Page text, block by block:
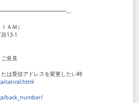
ＡＭ）
13-1
意見
は受信アドレスを変更したい時
cancel.html
back_number/